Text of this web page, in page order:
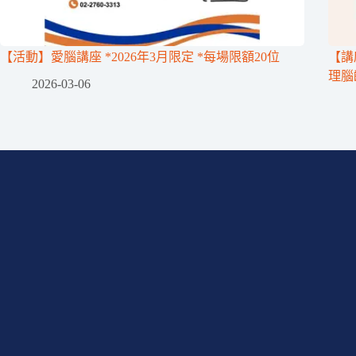
【活動】愛腦講座 *2026年3月限定 *每場限額20位
2026-03-06
【
理